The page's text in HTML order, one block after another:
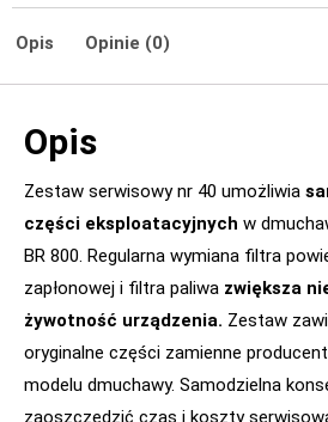
Opis Opinie (0)
Opis
Zestaw serwisowy nr 40 umożliwia
części eksploatacyjnych w
BR 800. Regularna wymiana filtra
zapłonowej i filtra paliwa zwiększa
żywotność urządzenia. Zestaw
oryginalne części zamienne
modelu dmuchawy. Samodzielna
zaoszczędzić czas i koszty